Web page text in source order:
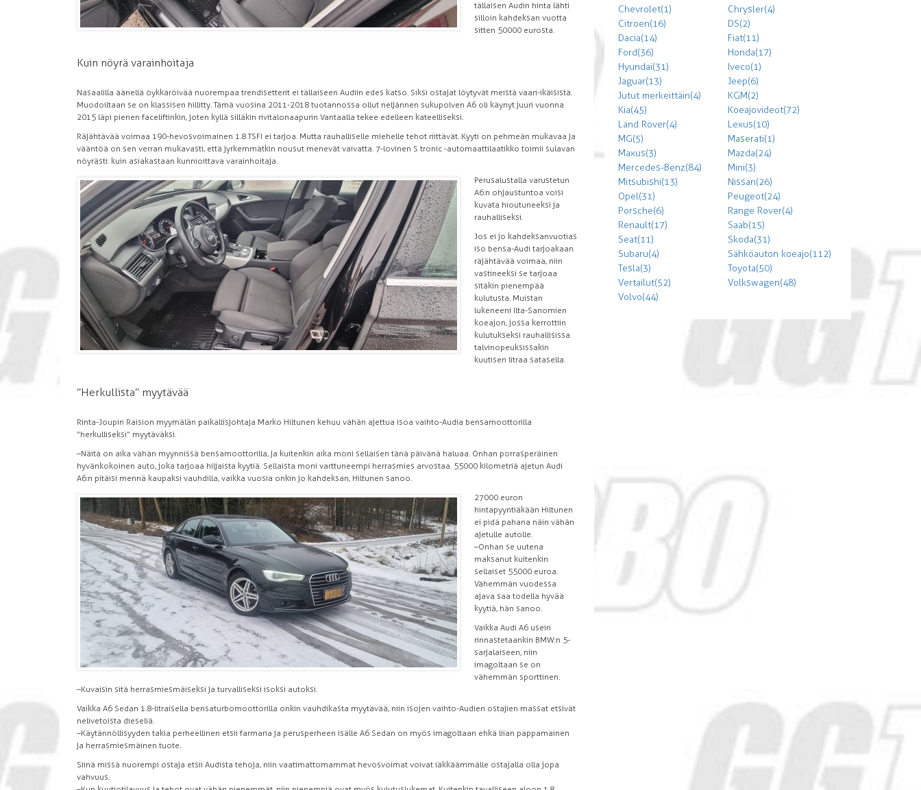
tällaisen Audin hinta lähti
silloin kahdeksan vuotta
sitten 50 000 eurosta.
Kuin nöyrä varainhoitaja
Nasaalilla äänellä öykkäröivää nuorempaa trendisetterit ei tällaiseen Audiin edes katso. Siksi ostajat löytyvät meistä vaari-ikäisistä.
Muodoiltaan se on klassisen hillitty. Tämä vuosina 2011-2018 tuotannossa ollut neljännen sukupolven A6 oli käynyt juuri vuonna
2015 läpi pienen faceliftinkin, joten kyllä silläkin rivitalonaapurin Vantaalla tekee edelleen kateelliseksi.
Räjähtävää voimaa 190-hevosvoimainen 1.8 TSFI ei tarjoa. Mutta rauhalliselle miehelle tehot riittävät. Kyyti on pehmeän mukavaa ja
vääntöä on sen verran mukavasti, että jyrkemmätkin nousut menevät vaivatta. 7-lovinen S tronic -automaattilaatikko toimii sulavan
nöyrästi: kuin asiakastaan kunnioittava varainhoitaja.
Perusalustalla varustetun
A6:n ohjaustuntoa voisi
kuvata hioutuneeksi ja
rauhalliseksi.
Jos ei jo kahdeksanvuotias
iso bensa-Audi tarjoakaan
räjähtävää voimaa, niin
vastineeksi se tarjoaa
sitäkin pienempää
kulutusta. Muistan
lukeneeni Ilta-Sanomien
koeajon, jossa kerrottiin
kulutukseksi rauhallisissa
talvinopeuksissakin
kuutisen litraa satasella.
”Herkullista” myytävää
Rinta-Joupin Raision myymälän paikallisjohtaja Marko Hiltunen kehuu vähän ajettua isoa vaihto-Audia bensamoottorilla
”herkulliseksi” myytäväksi.
–Näitä on aika vähän myynnissä bensamoottorilla, ja kuitenkin aika moni sellaisen tänä päivänä haluaa. Onhan porrasperäinen
hyvänkokoinen auto, joka tarjoaa hiljaista kyytiä. Sellaista moni varttuneempi herrasmies arvostaa. 55 000 kilometriä ajetun Audi
A6:n pitäisi mennä kaupaksi vauhdilla, vaikka vuosia onkin jo kahdeksan, Hiltunen sanoo.
27 000 euron
hintapyyntiäkään Hiltunen
ei pidä pahana näin vähän
ajetulle autolle.
–Onhan se uutena
maksanut kuitenkin
sellaiset 55 000 euroa.
Vähemmän vuodessa
ajava saa todella hyvää
kyytiä, hän sanoo.
Vaikka Audi A6 usein
rinnastetaankin BMW:n 5-
sarjalaiseen, niin
imagoltaan se on
vähemmän sporttinen.
–Kuvaisin sitä herrasmiesmäiseksi ja turvalliseksi isoksi autoksi.
Vaikka A6 Sedan 1.8-litraisella bensaturbomoottorilla onkin vauhdikasta myytävää, niin isojen vaihto-Audien ostajien massat etsivät
nelivetoista dieseliä.
–Käytännöllisyyden takia perheellinen etsii farmaria ja perusperheen isälle A6 Sedan on myös imagoltaan ehkä liian pappamainen
ja herrasmiesmäinen tuote.
Siinä missä nuorempi ostaja etsii Audista tehoja, niin vaatimattomammat hevosvoimat voivat iäkkäämmälle ostajalla olla jopa
vahvuus.
Chevrolet (1)
Chrysler (4)
Citroen (16)
DS (2)
Dacia (14)
Fiat (11)
Ford (36)
Honda (17)
Hyundai (31)
Iveco (1)
Jaguar (13)
Jeep (6)
Jutut merkeittäin (4)
KGM (2)
Kia (45)
Koeajovideot (72)
Land Rover (4)
Lexus (10)
MG (5)
Maserati (1)
Maxus (3)
Mazda (24)
Mercedes-Benz (84)
Mini (3)
Mitsubishi (13)
Nissan (26)
Opel (31)
Peugeot (24)
Porsche (6)
Range Rover (4)
Renault (17)
Saab (15)
Seat (11)
Skoda (31)
Subaru (4)
Sähköauton koeajo (112)
Tesla (3)
Toyota (50)
Vertailut (52)
Volkswagen (48)
Volvo (44)